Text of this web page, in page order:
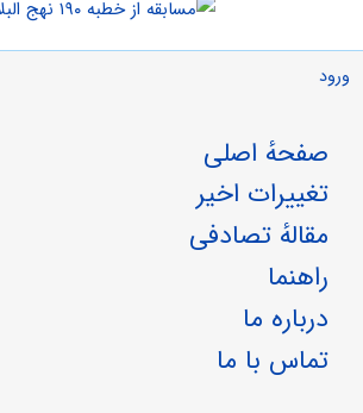
ورود
صفحهٔ اصلی
تغییرات اخیر
مقالهٔ تصادفی
راهنما
درباره ما
تماس با ما